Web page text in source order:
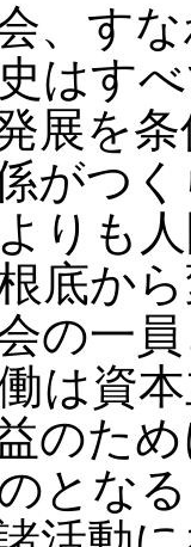
、す
はす
展を
がつ
りも
底か
の一
は資
のた
とな